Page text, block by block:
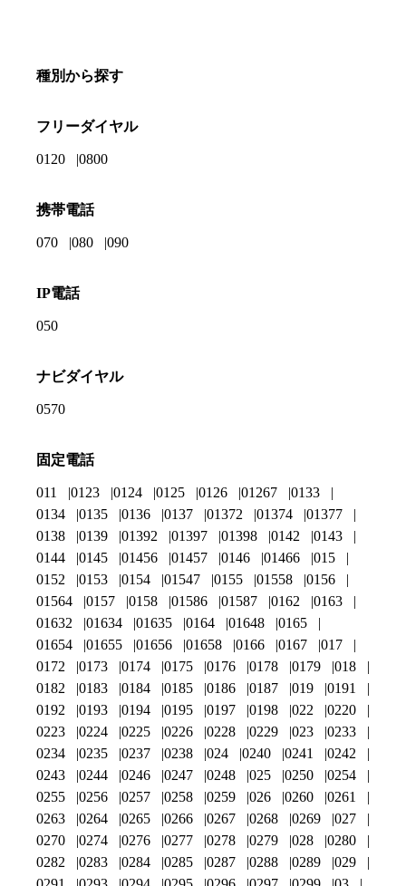
種別から探す
フリーダイヤル
0120 0800
携帯電話
070 080 090
IP電話
050
ナビダイヤル
0570
固定電話
011 0123 0124 0125 0126 01267
0133
0134
0135 0136 0137 01372 01374
01377
0138
0139 01392 01397 01398 0142
0143
0144
0145 01456 01457 0146 01466
015
0152
0153 0154 01547 0155 01558
0156
01564
0157 0158 01586 01587 0162
0163
01632
01634 01635 0164 01648
0165
01654
01655 01656 01658 0166 0167
017
0172
0173 0174 0175 0176 0178 0179
018
0182
0183 0184 0185 0186 0187 019
0191
0192
0193 0194 0195 0197 0198 022
0220
0223
0224 0225 0226 0228 0229 023
0233
0234
0235 0237 0238 024 0240 0241
0242
0243
0244 0246 0247 0248 025 0250
0254
0255
0256 0257 0258 0259 026 0260
0261
0263
0264 0265 0266 0267 0268 0269
027
0270
0274 0276 0277 0278 0279 028
0280
0282
0283 0284 0285 0287 0288 0289
029